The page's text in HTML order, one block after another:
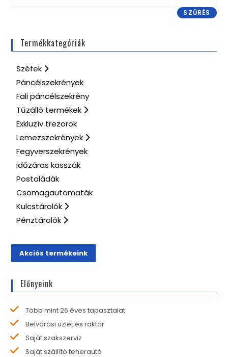
SZŰRÉS
Termékkategóriák
Széfek
Páncélszekrények
Fali páncélszekrény
Tűzálló termékek
Exkluzív trezorok
Lemezszekrények
Fegyverszekrények
Időzáras kasszák
Postaládák
Csomagautomaták
Kulcstárolók
Pénztárolók
Akciós termékeink
Előnyeink
Több mint 26 éves tapasztalat
Belvárosi üzlet és raktár
Saját szakszerviz
Saját szállító teherautó